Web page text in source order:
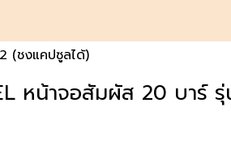
(ชงแคปซูลได้)
หน้าจอสัมผัส 20 บาร์